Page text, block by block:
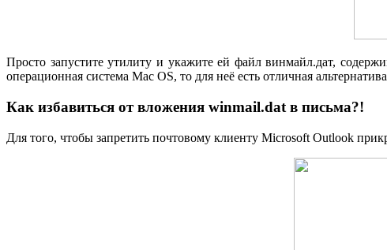
Просто запустите утилиту и укажите ей файл винмайл.дат,
операционная система Mac OS, то для неё есть отличная
Как избавиться от вложения winmail.dat в письма?!
Для того, чтобы запретить почтовому клиенту Microsoft Outlook